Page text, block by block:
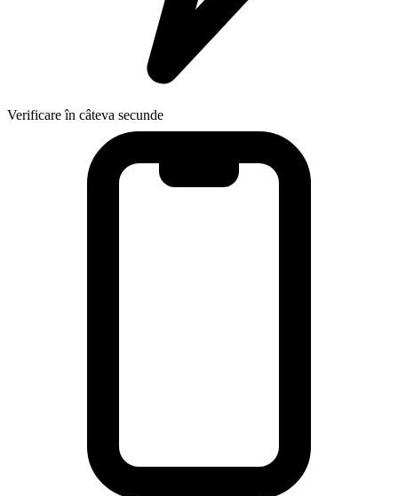
Verificare în câteva secunde